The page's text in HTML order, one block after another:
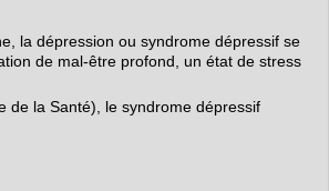
la dépression ou syndrome dépressif se
de mal-être profond, un état de stress
de la Santé), le syndrome dépressif